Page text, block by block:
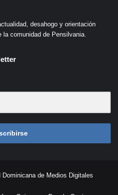
desahogo y orientación
la comunidad de Pensilvania.
de Medios Digitales